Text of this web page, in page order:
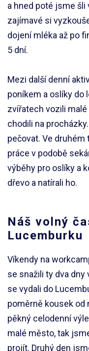
a hned poté jsme šli
zajímavé si
dojení mléka až po
5 dní.
Mezi další denní
poníkem a oslíky do
zvířatech vozili
chodili na
pečovat. Ve druhém
práce v podobě
výběhy pro oslíky a
dřevo a natírali ho.
Náš volný
Lucemburku
Víkendy na
se snažili ty dva
se vydali do
poměrně kousek od
pěkný celodenní
malé město, tak
projít. Druhý den